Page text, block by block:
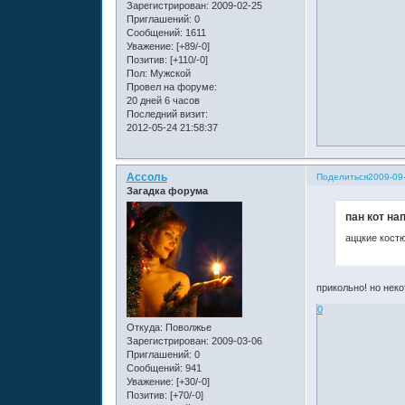
Зарегистрирован: 2009-02-25
Приглашений: 0
Сообщений: 1611
Уважение: [+89/-0]
Позитив: [+110/-0]
Пол: Мужской
Провел на форуме:
20 дней 6 часов
Последний визит:
2012-05-24 21:58:37
Поделиться2009-
Ассоль
Загадка форума
Откуда: Поволжье
Зарегистрирован: 2009-03-06
Приглашений: 0
Сообщений: 941
Уважение: [+30/-0]
Позитив: [+70/-0]
пан кот
аццкие
прикольно! но
0